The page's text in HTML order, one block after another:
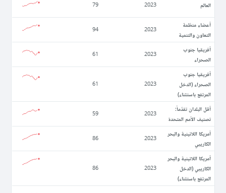
العالم 2023
79
أعضاء منظمة
التعاون والتنمية
2023
94
أفريقيا جنوب
الصحراء
2023
61
أفريقيا جنوب
الصحراء (الدخل
المرتفع باستثناء)
2023
61
أقل البلدان تقدّماً:
تصنيف الأمم المتحدة
2023
59
أمريكا اللاتينية والبحر
الكاريبي
2023
86
أمريكا اللاتينية والبحر
الكاريبي (الدخل
المرتفع باستثناء)
2023
86